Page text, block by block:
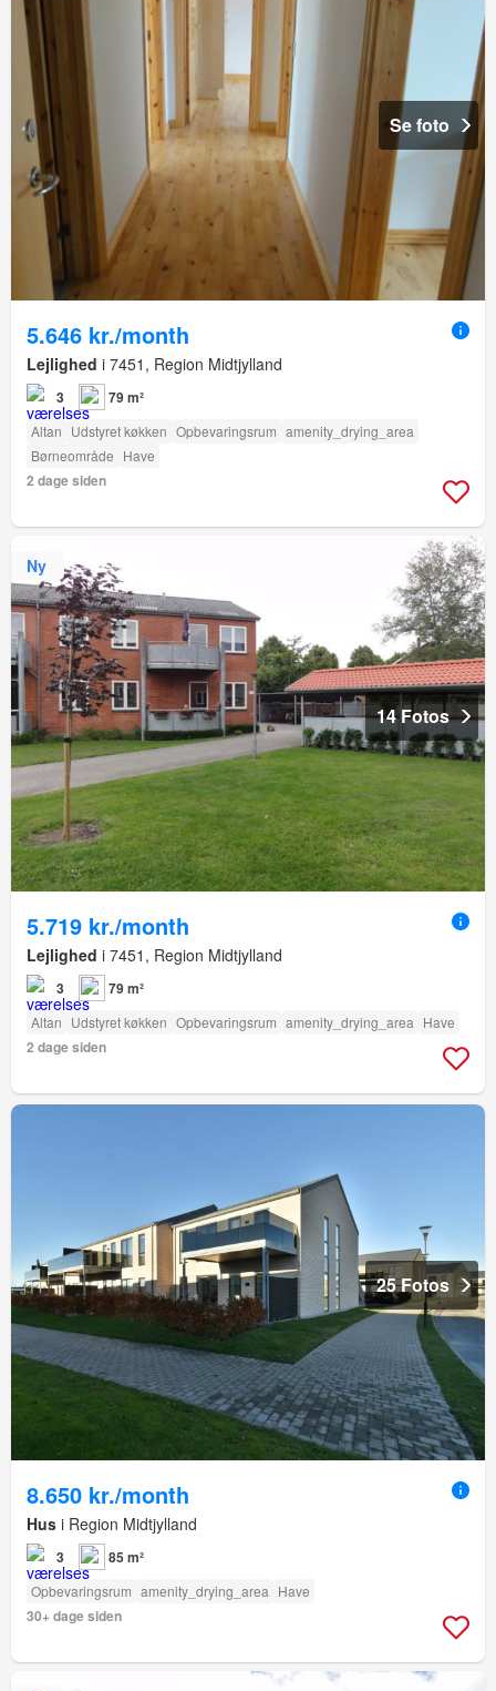
Se foto
5.646 kr./month
Lejlighed i 7451, Region Midtjylland
3 79 m²
Altan Udstyret køkken Opbevaringsrum amenity_drying_area
Børneområde Have
2 dage siden
Ny
14 Fotos
5.719 kr./month
Lejlighed i 7451, Region Midtjylland
3 79 m²
Altan Udstyret køkken Opbevaringsrum amenity_drying_area Have
2 dage siden
25 Fotos
8.650 kr./month
Hus i Region Midtjylland
3 85 m²
Opbevaringsrum amenity_drying_area Have
30+ dage siden